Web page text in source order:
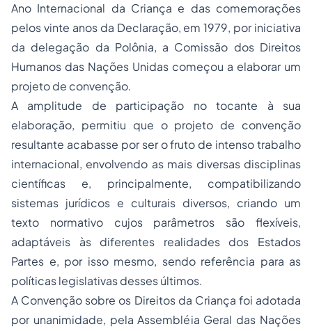
Ano Internacional da Criança e das comemorações
pelos vinte anos da Declaração, em 1979, por iniciativa
da delegação da Polônia, a Comissão dos Direitos
Humanos das Nações Unidas começou a elaborar um
projeto de convenção.
A amplitude de participação no tocante à sua
elaboração, permitiu que o projeto de convenção
resultante acabasse por ser o fruto de intenso trabalho
internacional, envolvendo as mais diversas disciplinas
científicas e, principalmente, compatibilizando
sistemas jurídicos e culturais diversos, criando um
texto normativo cujos parâmetros são flexíveis,
adaptáveis às diferentes realidades dos Estados
Partes e, por isso mesmo, sendo referência para as
políticas legislativas desses últimos.
A Convenção sobre os Direitos da Criança foi adotada
por unanimidade, pela Assembléia Geral das Nações